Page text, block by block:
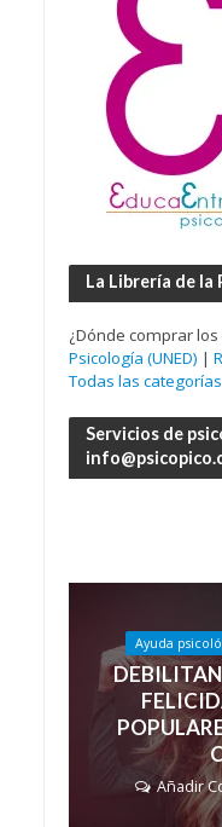
La Librería de la
¿Dónde comprar
Psicología (UNED) |
Todas las categorías
Servicios de
Ayuda
Añadir